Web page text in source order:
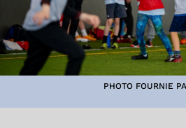
PHOTO FOURNIE